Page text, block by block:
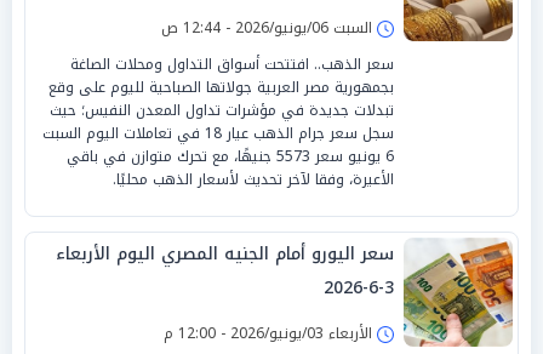
السبت 06/يونيو/2026 - 12:44 ص
سعر الذهب.. افتتحت أسواق التداول ومحلات الصاغة
بجمهورية مصر العربية جولاتها الصباحية لليوم على وقع
تبدلات جديدة في مؤشرات تداول المعدن النفيس؛ حيث
سجل سعر جرام الذهب عيار 18 في تعاملات اليوم السبت
6 يونيو سعر 5573 جنيهًا، مع تحرك متوازن في باقي
الأعيرة، وفقا لآخر تحديث لأسعار الذهب محليًا.
سعر اليورو أمام الجنيه المصري اليوم الأربعاء
3-6-2026
الأربعاء 03/يونيو/2026 - 12:00 م